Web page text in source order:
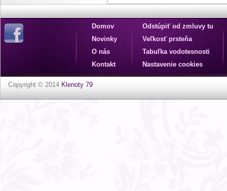
Domov
Novinky
O nás
Kontakt
Odstúpiť od zmluvy tu
Veľkosť prsteňa
Tabuľka vodotesnosti
Nastavenie cookies
Copyright © 2014 Klenoty 79